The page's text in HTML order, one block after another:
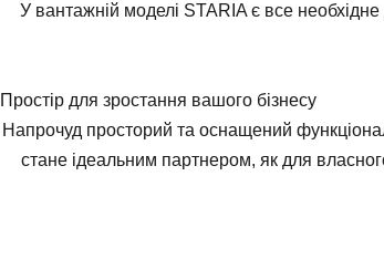
У вантажній моделі STARIA є все
Простір для зростання вашого бізнесу
Напрочуд просторий та оснащений
стане ідеальним партнером, як для